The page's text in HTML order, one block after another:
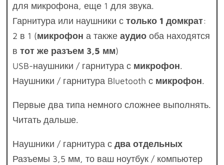
для микрофона, еще 1 для звука.
Гарнитура или наушники столько 1 домкрат:
2 в 1 (микрофон а такжеаудио оба находятся
втот же разъем 3,5 мм)
USB-наушники / гарнитура с микрофон.
Наушники / гарнитура Bluetooth с микрофон.
Первые два типа немного сложнее выполнять.
Читать дальше.
Наушники / гарнитура сдва отдельных
Разъемы 3,5 мм, то ваш ноутбук / компьютер